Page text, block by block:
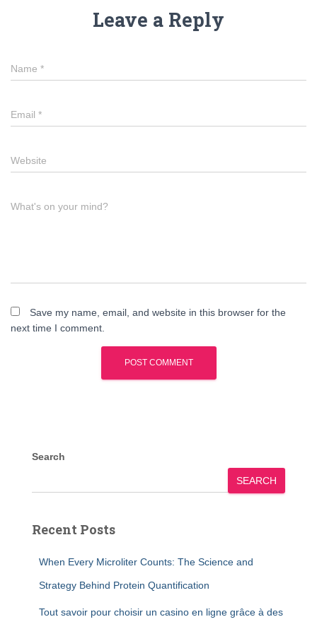
Leave a Reply
Name *
Email *
Website
What's on your mind?
Save my name, email, and website in this browser for the
next time I comment.
Search
SEARCH
Recent Posts
When Every Microliter Counts: The Science and
Strategy Behind Protein Quantification
Tout savoir pour choisir un casino en ligne grâce à des